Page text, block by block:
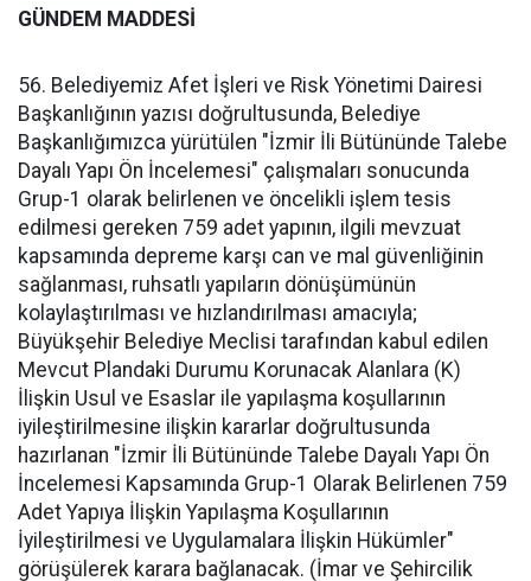
GÜNDEM MADDESİ
56. Belediyemiz Afet İşleri ve Risk Yönetimi Dairesi
Başkanlığının yazısı doğrultusunda, Belediye
Başkanlığımızca yürütülen "İzmir İli Bütününde Talebe
Dayalı Yapı Ön İncelemesi" çalışmaları sonucunda
Grup-1 olarak belirlenen ve öncelikli işlem tesis
edilmesi gereken 759 adet yapının, ilgili mevzuat
kapsamında depreme karşı can ve mal güvenliğinin
sağlanması, ruhsatlı yapıların dönüşümünün
kolaylaştırılması ve hızlandırılması amacıyla;
Büyükşehir Belediye Meclisi tarafından kabul edilen
Mevcut Plandaki Durumu Korunacak Alanlara (K)
İlişkin Usul ve Esaslar ile yapılaşma koşullarının
iyileştirilmesine ilişkin kararlar doğrultusunda
hazırlanan "İzmir İli Bütününde Talebe Dayalı Yapı Ön
İncelemesi Kapsamında Grup-1 Olarak Belirlenen 759
Adet Yapıya İlişkin Yapılaşma Koşullarının
İyileştirilmesi ve Uygulamalara İlişkin Hükümler"
görüşülerek karara bağlanacak. (İmar ve Şehircilik